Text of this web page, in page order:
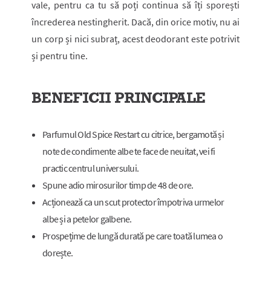
vale, pentru ca tu să poți continua să îți sporești
încrederea nestingherit. Dacă, din orice motiv, nu ai
un corp și nici subraț, acest deodorant este potrivit
și pentru tine.
BENEFICII PRINCIPALE
Parfumul Old Spice Restart cu citrice, bergamotă și
note de condimente albe te face de neuitat, vei fi
practic centrul universului.
Spune adio mirosurilor timp de 48 de ore.
Acționează ca un scut protector împotriva urmelor
albe și a petelor galbene.
Prospețime de lungă durată pe care toată lumea o
dorește.